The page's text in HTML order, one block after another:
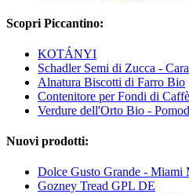
Scopri Piccantino:
KOTÁNYI
Schadler Semi di Zucca -
Alnatura Biscotti di Farro Bio
Contenitore per Fondi di
Verdure dell'Orto Bio -
Nuovi prodotti:
Dolce Gusto Grande - Miami
Gozney Tread GPL DE